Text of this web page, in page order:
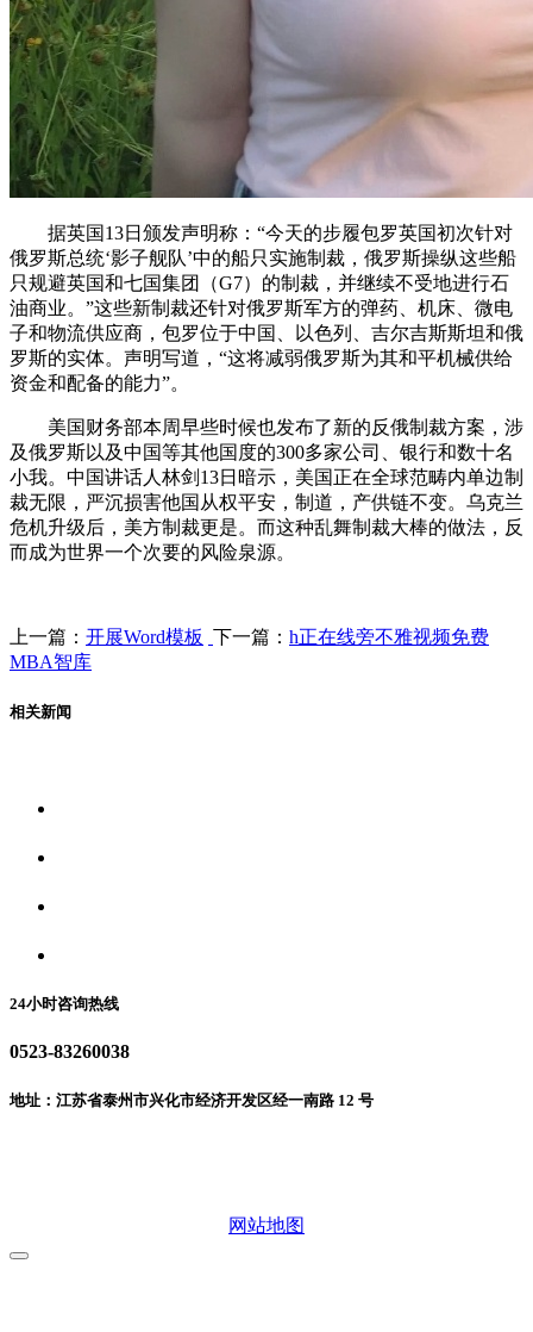
据英国13日颁发声明称：“今天的步履包罗英国初次针对
俄罗斯总统‘影子舰队’中的船只实施制裁，俄罗斯操纵这些船
只规避英国和七国集团（G7）的制裁，并继续不受地进行石
油商业。”这些新制裁还针对俄罗斯军方的弹药、机床、微电
子和物流供应商，包罗位于中国、以色列、吉尔吉斯斯坦和俄
罗斯的实体。声明写道，“这将减弱俄罗斯为其和平机械供给
资金和配备的能力”。
美国财务部本周早些时候也发布了新的反俄制裁方案，涉
及俄罗斯以及中国等其他国度的300多家公司、银行和数十名
小我。中国讲话人林剑13日暗示，美国正在全球范畴内单边制
裁无限，严沉损害他国从权平安，制道，产供链不变。乌克兰
危机升级后，美方制裁更是。而这种乱舞制裁大棒的做法，反
而成为世界一个次要的风险泉源。
上一篇： 开展Word模板 下一篇： h正在线旁不雅视频免费
MBA智库
相关新闻
24小时咨询热线
0523-83260038
地址：江苏省泰州市兴化市经济开发区经一南路 12 号
网站地图